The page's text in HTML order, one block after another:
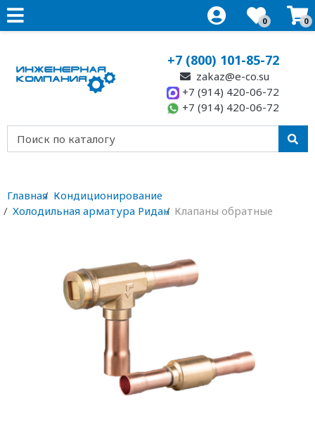
0 0
+7 (800) 101-85-72
zakaz@e-co.su
+7 (914) 420-06-72
+7 (914) 420-06-72
Главная Кондиционирование
Холодильная арматура Ридан Клапаны обратные